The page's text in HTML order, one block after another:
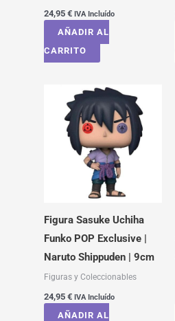
24,95 € IVA Incluído
AÑADIR AL
CARRITO
Figura Sasuke Uchiha
Funko POP Exclusive |
Naruto Shippuden | 9cm
Figuras y Coleccionables
24,95 € IVA Incluído
AÑADIR AL